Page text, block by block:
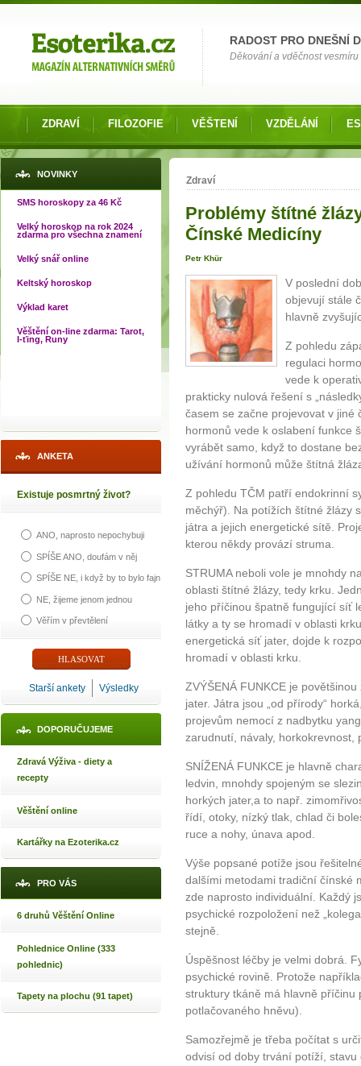
RADOST PRO DNEŠNÍ
Děkování a vděčnost
ZDRAVÍ FILOZOFIE VĚŠTENÍ VZDĚLÁNÍ
NOVINKY
SMS horoskopy za 46 Kč
Velký horoskop na rok 2024
zdarma pro všechna znamení
Velký snář online
Keltský horoskop
Výklad karet
Věštění on-line zdarma: Tarot,
I-ťing, Runy
ANKETA
Existuje posmrtný život?
ANO, naprosto nepochybuji
SPÍŠE ANO, doufám v něj
SPÍŠE NE, i když by to bylo fajn
NE, žijeme jenom jednou
Věřím v převtělení
Starší ankety Výsledky
DOPORUČUJEME
Zdravá Výživa - diety a
recepty
Věštění online
Kartářky na Ezoterika.cz
PRO VÁS
6 druhů Věštění Online
Pohlednice Online (333
pohlednic)
Tapety na plochu (91 tapet)
Jste zde
Zdraví
Problémy štítné
Čínské Medicíny
Petr Khür
V poslední
objevují stále
hlavně
Z pohledu
regulaci
vede k
prakticky nulová řešení s
časem se začne projevovat v
hormonů vede k oslabení funkce
vyrábět samo, když to dostane
užívání hormonů může štítná
Z pohledu TČM patří endokrinní
měchýř). Na potížích štítné žlázy
játra a jejich energetické sítě.
kterou někdy provází struma.
STRUMA neboli vole je mnohdy
oblasti štítné žlázy, tedy krku.
jeho příčinou špatně fungující síť
látky a ty se hromadí v oblasti
energetická síť jater, dojde k
hromadí v oblasti krku.
ZVÝŠENÁ FUNKCE je
jater. Játra jsou „od přírody“
projevům nemocí z nadbytku
zarudnutí, návaly, horkokrevnost,
SNÍŽENÁ FUNKCE je hlavně
ledvin, mnohdy spojeným se
horkých jater,a to např.
řídí, otoky, nízký tlak, chlad či
ruce a nohy, únava apod.
Výše popsané potíže jsou
dalšími metodami tradiční čínské
zde naprosto individuální. Každý
psychické rozpoložení než
stejně.
Úspěšnost léčby je velmi dobrá.
psychické rovině. Protože
struktury tkáně má hlavně příčinu
potlačovaného hněvu).
Samozřejmě je třeba počítat s
odvisí od doby trvání potíží,